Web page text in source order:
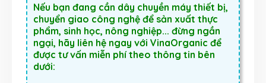
Nếu bạn đang cần dây chuyền máy thiết bị,
chuyển giao công nghệ để sản xuất thực
phẩm, sinh học, nông nghiệp... đừng ngần
ngại, hãy liên hệ ngay với VinaOrganic để
được tư vấn miễn phí theo thông tin bên
dưới: